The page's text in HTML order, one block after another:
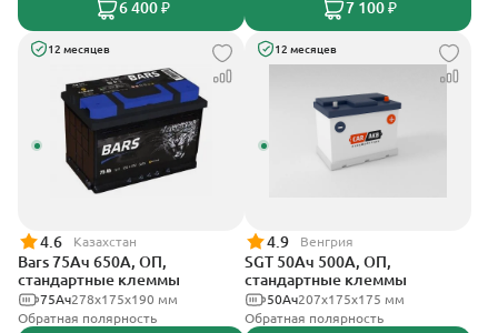
6 400 ₽ 7 100 ₽
12 месяцев
4.6 Казахстан
Bars 75Ач 650А, ОП,
стандартные клеммы
278х175х190 мм
75Ач
Обратная полярность
12 месяцев
4.9 Венгрия
SGT 50Ач 500А, ОП,
стандартные клеммы
207x175x175 мм
50Ач
Обратная полярность